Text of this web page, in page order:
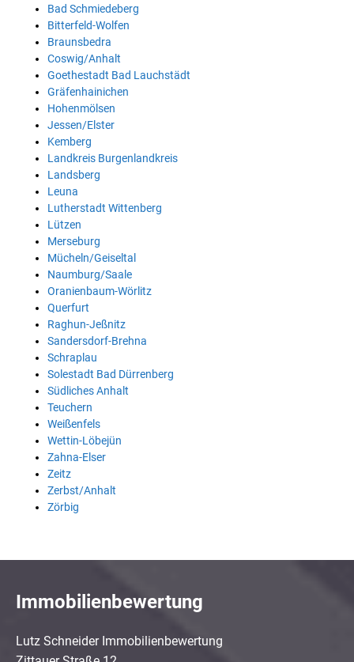
Bad Schmiedeberg
Bitterfeld-Wolfen
Braunsbedra
Coswig/Anhalt
Goethestadt Bad Lauchstädt
Gräfenhainichen
Hohenmölsen
Jessen/Elster
Kemberg
Landkreis Burgenlandkreis
Landsberg
Leuna
Lutherstadt Wittenberg
Lützen
Merseburg
Mücheln/Geiseltal
Naumburg/Saale
Oranienbaum-Wörlitz
Querfurt
Raghun-Jeßnitz
Sandersdorf-Brehna
Schraplau
Solestadt Bad Dürrenberg
Südliches Anhalt
Teuchern
Weißenfels
Wettin-Löbejün
Zahna-Elser
Zeitz
Zerbst/Anhalt
Zörbig
Immobilienbewertung
Lutz Schneider Immobilienbewertung